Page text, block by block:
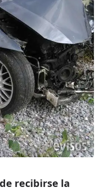
recibirse la